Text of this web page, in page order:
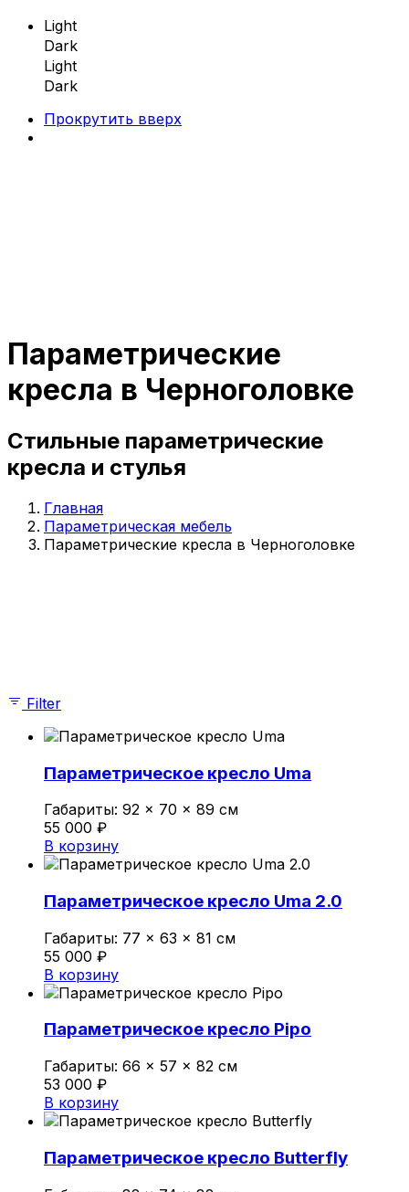
Light
Dark
Light
Dark
Прокрутить вверх
Параметрическая мебель
Параметрические скамейки
Параметрические кресла
Параметрические стены и панно
Параметрические столы
Параметрические шезлонги
Проекты
О компании
Параметрические кашпо
Проекты
О компании
© 2026 | iParametric - Все права защищены.
Политика конфиденциальности
Обзор корзины
В корзине нет товаров.
Параметрические
кресла в Черноголовке
Стильные параметрические
кресла и стулья
Главная
Параметрическая мебель
Параметрические кресла в Черноголовке
Filter
Параметрическое кресло Uma
Габариты: 92 × 70 × 89 см
55 000 ₽
В корзину
Параметрическое кресло Uma 2.0
Габариты: 77 × 63 × 81 см
55 000 ₽
В корзину
Параметрическое кресло Pipo
Габариты: 66 × 57 × 82 см
53 000 ₽
В корзину
Параметрическое кресло Butterfly